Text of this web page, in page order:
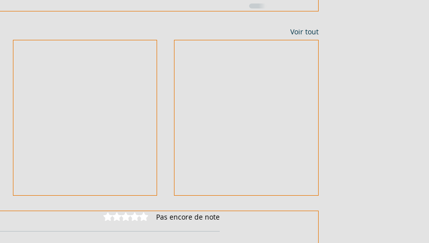
2206 M² AVEC ACD - EN VENTE - COTE
Voir tout
Noté 0 étoile sur 5.Pas encore de note